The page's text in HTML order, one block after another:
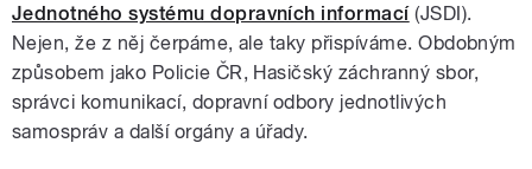
Jednotného systému dopravních informací(JSDI).
Nejen, že z něj čerpáme, ale taky přispíváme. Obdobným
způsobem jako Policie ČR, Hasičský záchranný sbor,
správci komunikací, dopravní odbory jednotlivých
samospráv a další orgány a úřady.